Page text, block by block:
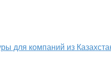
для компаний из